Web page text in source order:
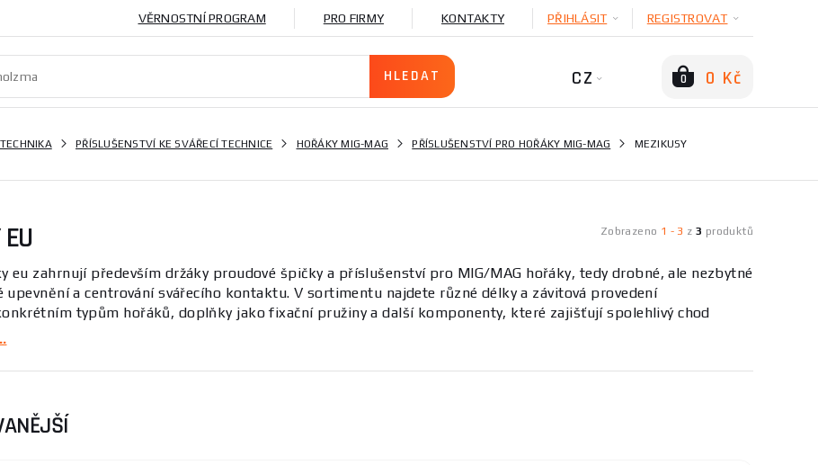
VĚRNOSTNÍ PROGRAM PRO FIRMY KONTAKTY PŘIHLÁSIT REGISTROVAT
CZ 0 0 Kč
PŘÍSLUŠENSTVÍ KE SVÁŘECÍ TECHNICE HOŘÁKY MIG-MAG PŘÍSLUŠENSTVÍ PRO HOŘÁKY MIG-MAG MEZIKUSY
Zobrazeno 1 - 3 z 3 produktů
eu zahrnují především držáky proudové špičky a příslušenství pro MIG/MAG hořáky, tedy drobné, ale nezbytné
upevnění a centrování svářecího kontaktu. V sortimentu najdete různé délky a závitová provedení
typům hořáků, doplňky jako fixační pružiny a další komponenty, které zajišťují spolehlivý chod
i hobby použití.
vyznačuje různými délkami, průměry a závity (M6, M8) a materiály odolnými proti žáru a opotřebení.
hořáků. Kompletní sortiment v kategorii